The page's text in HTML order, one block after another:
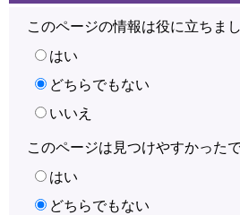
このページの情報は役に立ちま
はい
どちらでもない
いいえ
このページは見つけやすかった
はい
どちらでもない